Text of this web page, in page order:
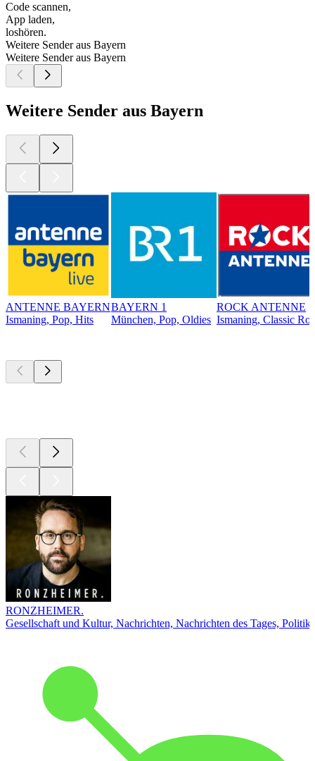
Code scannen,
App laden,
loshören.
Weitere Sender aus Bayern
Weitere Sender aus Bayern
Weitere Sender aus Bayern
ANTENNE BAYERN
Ismaning, Pop, Hits
BAYERN 1
München, Pop, Oldies
ROCK ANTENNE
Ismaning, Classic
RONZHEIMER.
Gesellschaft und Kultur, Nachrichten, Nachrichten des Tages, Politik